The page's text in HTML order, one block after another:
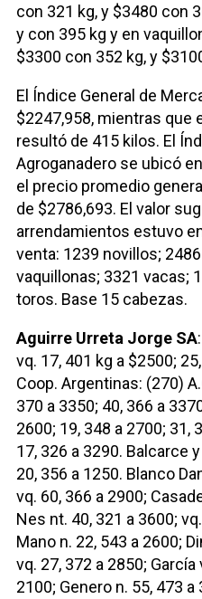
con 321 kg, y $3480 con
y con 395 kg y en
$3300 con 352 kg, y
El Índice General de
$2247,958, mientras que
resultó de 415 kilos. El
Agroganadero se ubicó
el precio promedio
de $2786,693. El valor
arrendamientos estuvo
venta: 1239 novillos;
vaquillonas; 3321 vacas;
toros. Base 15 cabezas.
Aguirre Urreta Jorge SA
vq. 17, 401 kg a $2500;
Coop. Argentinas: (270)
370 a 3350; 40, 366 a
2600; 19, 348 a 2700; 31,
17, 326 a 3290. Balcarce
20, 356 a 1250. Blanco
vq. 60, 366 a 2900;
Nes nt. 40, 321 a 3600;
Mano n. 22, 543 a 2600;
vq. 27, 372 a 2850; García
2100; Genero n. 55, 473 a